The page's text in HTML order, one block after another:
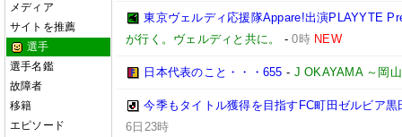
メディア
サイトを推薦
選手
選手名鑑
故障者
移籍
エピソード
東京ヴェルディ応援隊Appare!出演PLAYYTE
が行く。ヴェルディと共に。
-0時 NEW
日本代表のこと・・・655 - J OKAYAMA ～岡
今季もタイトル獲得を目指すFC町田ゼルビア
6日23時